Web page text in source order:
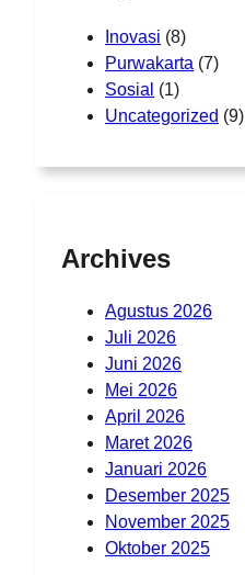
Inovasi (8)
Purwakarta (7)
Sosial (1)
Uncategorized (9)
Archives
Agustus 2026
Juli 2026
Juni 2026
Mei 2026
April 2026
Maret 2026
Januari 2026
Desember 2025
November 2025
Oktober 2025